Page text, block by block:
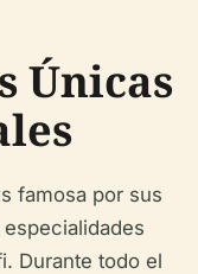
Únicas
famosa por sus
Durante todo el